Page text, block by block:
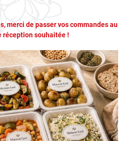
merci de passer vos commandes au
réception souhaitée !